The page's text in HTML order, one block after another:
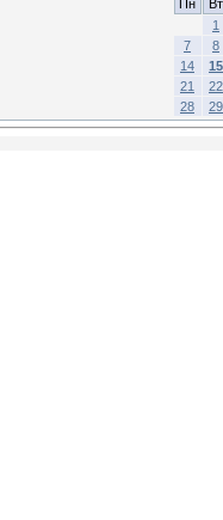
Пн
Вт
1
7
8
14
15
21
22
28
29